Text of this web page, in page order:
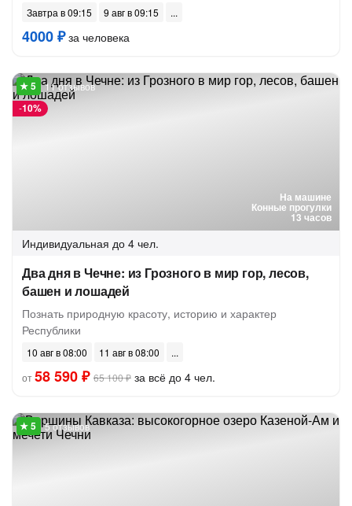
Завтра в 09:15 9 авг в 09:15
4000 ₽за человека
На машине
Конные прогулки
13 часов
-10%
11 отзывов
Индивидуальная до 4 чел.
Два дня в Чечне: из Грозного в мир гор, лесов,
башен и лошадей
Познать природную красоту, историю и характер
Республики
10 авг в 08:00
11 авг в 08:00
от58 590 ₽ 65 100 ₽ за всё до 4 чел.
5 отзывов